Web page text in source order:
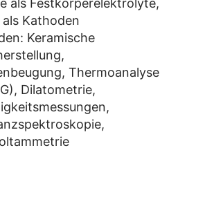
als Festkörperelektrolyte,
als Kathoden
Keramische
Thermoanalyse
Dilatometrie,